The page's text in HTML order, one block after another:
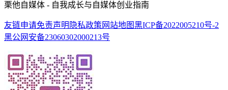
栗他自媒体 - 自我成长与自媒体创业指南
友链申请免责声明 隐私政策 网站地图黑ICP备2022005210号-2
黑公网安备23060302000213号